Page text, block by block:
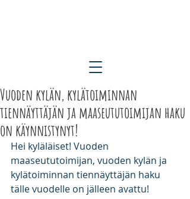
Vuoden kylän, kylätoiminnan
tiennäyttäjän ja maaseututoimijan haku
on käynnistynyt!
Hei kyläläiset! Vuoden
maaseututoimijan, vuoden kylän ja
kylätoiminnan tiennäyttäjän haku
tälle vuodelle on jälleen avattu!